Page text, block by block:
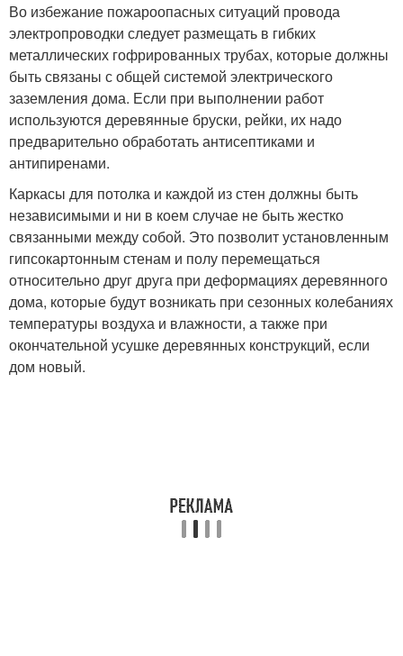
Во избежание пожароопасных ситуаций провода
электропроводки следует размещать в гибких
металлических гофрированных трубах, которые должны
быть связаны с общей системой электрического
заземления дома. Если при выполнении работ
используются деревянные бруски, рейки, их надо
предварительно обработать антисептиками и
антипиренами.
Каркасы для потолка и каждой из стен должны быть
независимыми и ни в коем случае не быть жестко
связанными между собой. Это позволит установленным
гипсокартонным стенам и полу перемещаться
относительно друг друга при деформациях деревянного
дома, которые будут возникать при сезонных колебаниях
температуры воздуха и влажности, а также при
окончательной усушке деревянных конструкций, если
дом новый.